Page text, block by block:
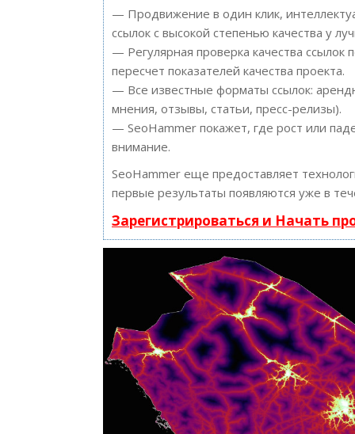
— Продвижение в один клик,
ссылок с высокой степенью качества у
— Регулярная проверка качества
пересчет показателей качества проекта.
— Все известные форматы ссылок:
мнения, отзывы, статьи, пресс-релизы).
— SeoHammer покажет, где рост или
внимание.
SeoHammer еще предоставляет
первые результаты появляются уже в
Зарегистрироваться и Начать